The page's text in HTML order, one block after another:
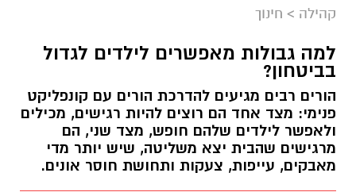
קהילה > חינוך
למה גבולות מאפשרים לילדים לגדול
בביטחון?
הורים רבים מגיעים להדרכת הורים עם קונפליקט
פנימי: מצד אחד הם רוצים להיות רגישים, מכילים
ולאפשר לילדים שלהם חופש, מצד שני, הם
מרגישים שהבית יצא משליטה, שיש יותר מדי
מאבקים, עייפות, צעקות ותחושת חוסר אונים.